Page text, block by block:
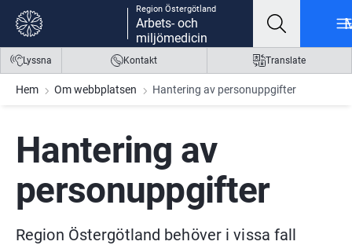
Gå till innehåll
Gå till meny
Gå till sidfot
Region Östergötland
Arbets- och
miljömedicin
Lyssna Kontakt Translate
Hem Om webbplatsen Hantering av personuppgifter
Hantering av
personuppgifter
Region Östergötland behöver i vissa fall